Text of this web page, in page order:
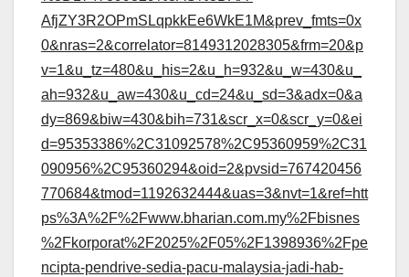
AfjZY3R2OPmSLqpkkEe6WkE1M&prev_fmts=0x
0&nras=2&correlator=8149312028305&frm=20&p
v=1&u_tz=480&u_his=2&u_h=932&u_w=430&u_
ah=932&u_aw=430&u_cd=24&u_sd=3&adx=0&a
dy=869&biw=430&bih=731&scr_x=0&scr_y=0&ei
d=95353386%2C31092578%2C95360959%2C31
090956%2C95360294&oid=2&pvsid=767420456
770684&tmod=1192632444&uas=3&nvt=1&ref=htt
ps%3A%2F%2Fwww.bharian.com.my%2Fbisnes
%2Fkorporat%2F2025%2F05%2F1398936%2Fpe
ncipta-pendrive-sedia-pacu-malaysia-jadi-hab-